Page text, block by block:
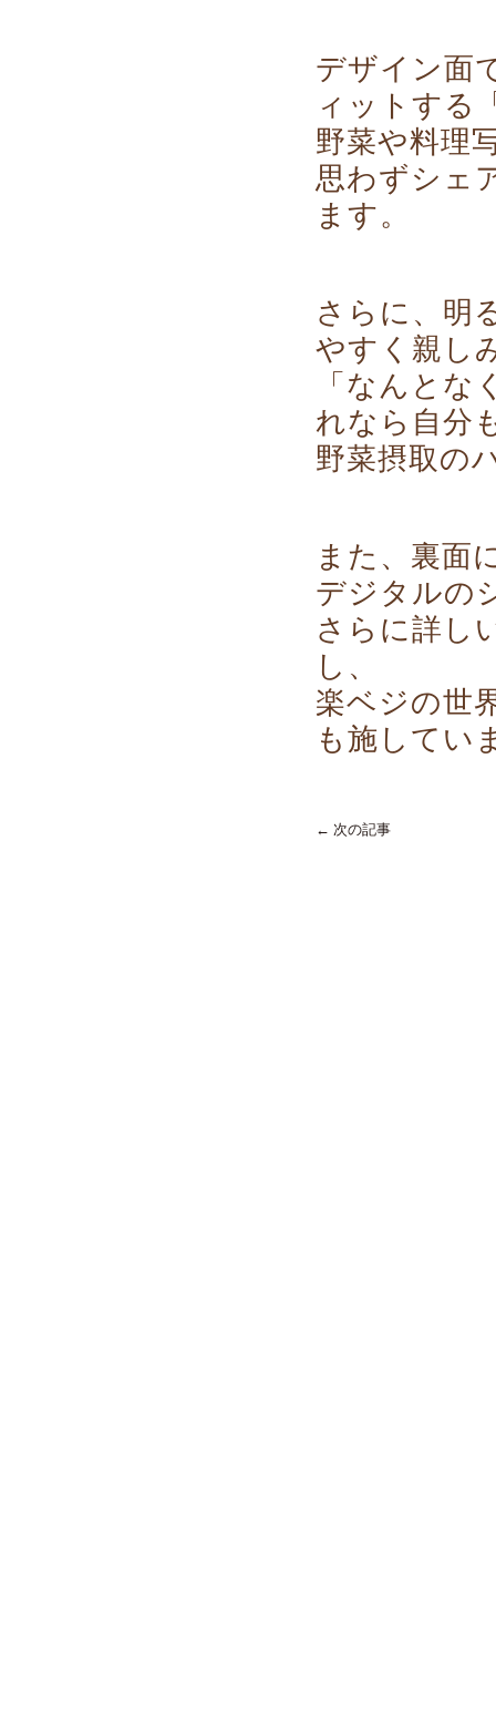
デザイン面
ィットする
野菜や料理
思わずシェ
ます。
さらに、明
やすく親し
「なんと
れなら自分
野菜摂取の
また、裏面
デジタルの
さらに詳し
し、
楽ベジの世
も施してい
← 次の記事